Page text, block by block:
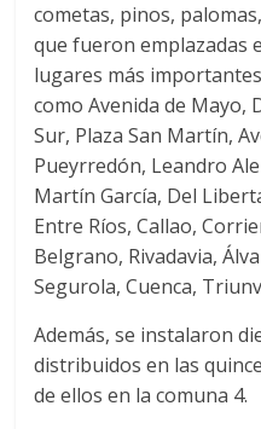
cometas, pinos,
que fueron emplazadas
lugares más
como Avenida de
Sur, Plaza San Martín,
Pueyrredón, Leandro
Martín García, Del
Entre Ríos, Callao,
Belgrano, Rivadavia,
Segurola, Cuenca,
Además, se instalaron
distribuidos en las
de ellos en la comuna 4.